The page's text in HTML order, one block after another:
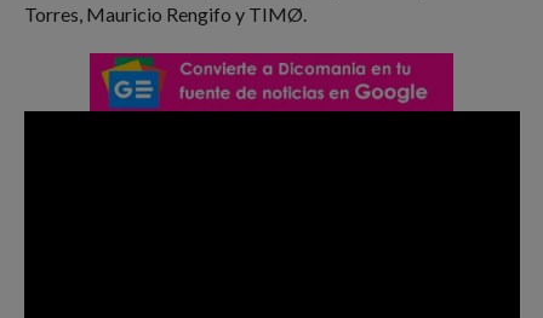
Torres, Mauricio Rengifo y TIMØ.